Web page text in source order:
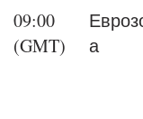
09:00
(GMT)
а